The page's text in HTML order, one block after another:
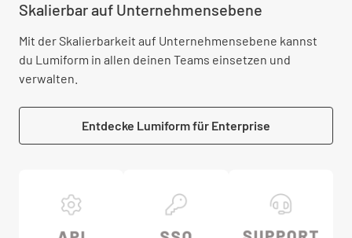
Skalierbar auf Unternehmensebene
Mit der Skalierbarkeit auf Unternehmensebene kannst
du Lumiform in allen deinen Teams einsetzen und
verwalten.
Entdecke Lumiform für Enterprise